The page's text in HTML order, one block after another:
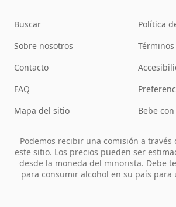
Buscar
Sobre nosotros
Contacto
FAQ
Mapa del sitio
Política
Bebe
Podemos recibir una comisión a través
este sitio. Los precios pueden ser
desde la moneda del minorista. Debe
para consumir alcohol en su país para